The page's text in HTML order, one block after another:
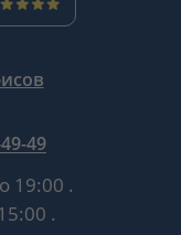
49
19:00 .
.